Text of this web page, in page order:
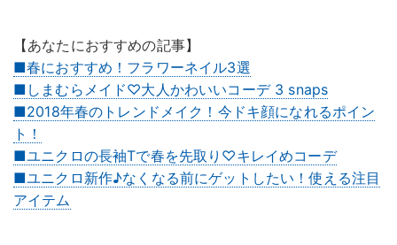
【あなたにおすすめの記事】
■春におすすめ！フラワーネイル3選
■しまむらメイド♡大人かわいいコーデ 3 snaps
■2018年春のトレンドメイク！今ドキ顔になれるポイン
ト！
■ユニクロの長袖Tで春を先取り♡キレイめコーデ
■ユニクロ新作♪なくなる前にゲットしたい！使える注目
アイテム